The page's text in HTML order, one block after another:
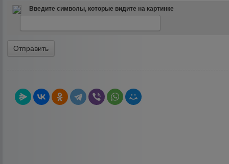
Введите символы, которые видите на картинке